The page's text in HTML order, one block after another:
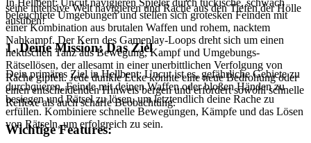
In Hellbent: Uncut navigieren Spieler durch tückische, schwach
beleuchtete Umgebungen und stellen sich grotesken Feinden mit
einer Kombination aus brutalen Waffen und rohem, nacktem
Nahkampf. Der Kern des Gameplay-Loops dreht sich um einen
hektischen Tanz aus Bewegung, Kampf und Umgebungs-
Rätsellösen, der allesamt in einer unerbittlichen Verfolgung von
Rache gipfelt. Jede dunkle Ecke könnte eine neue Bedrohung oder
einen entscheidenden Hinweis bergen und erfordert sowohl schnelle
Reflexe als auch scharfe Beobachtung.
Wichtige Features:
seine intensive Welt navigieren und Rache aus den Tiefen der Hölle
ausüben!
1. Deine Mission: Das Ziel
Dein primäres Ziel in Hellbent: Uncut ist es, gefährliche Gebiete zu
durchqueren, Feinde mit deinen Waffen oder bloßen Händen zu
besiegen und Rätsel zu lösen, um letztendlich deine Rache zu
erfüllen. Kombiniere schnelle Bewegungen, Kämpfe und das Lösen
von Rätseln, um erfolgreich zu sein.